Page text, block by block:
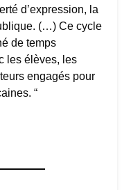
d’expression, la
(…) Ce cycle
de temps
les élèves, les
engagés pour
“